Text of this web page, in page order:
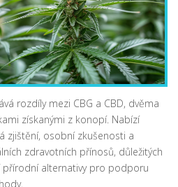
rozdíly mezi CBG a CBD, dvěma
získanými z konopí. Nabízí
zjištění, osobní zkušenosti a
zdravotních přínosů, důležitých
přírodní alternativy pro podporu